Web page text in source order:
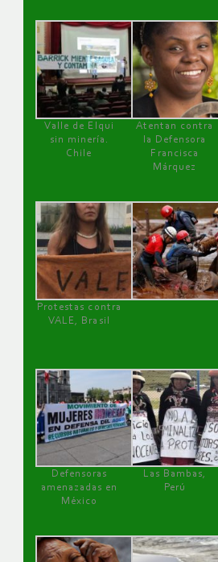
Valle de Elqui
sin minería.
Chile
Atentan contra
la Defensora
Francisca
Márquez
Protestas contra
VALE, Brasil
Defensoras
amenazadas en
México
Las Bambas,
Perú